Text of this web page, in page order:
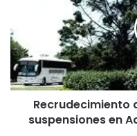
industrial:
700
suspensiones
en
Acindar
Recrudecimiento
suspensiones en